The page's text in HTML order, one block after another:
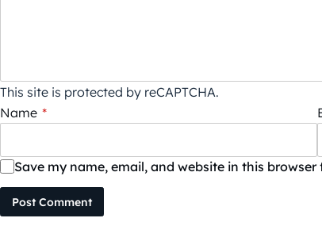
This site is protected by reCAPTCHA.
Name *
Save my name, email, and website in this
Post Comment